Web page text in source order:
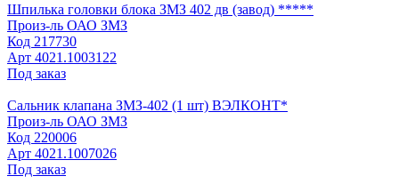
Шпилька головки блока ЗМЗ 402 дв (завод) *****
Произ-ль ОАО ЗМЗ
Код 217730
Арт 4021.1003122
Под заказ
Сальник клапана ЗМЗ-402 (1 шт) ВЭЛКОНТ*
Произ-ль ОАО ЗМЗ
Код 220006
Арт 4021.1007026
Под заказ